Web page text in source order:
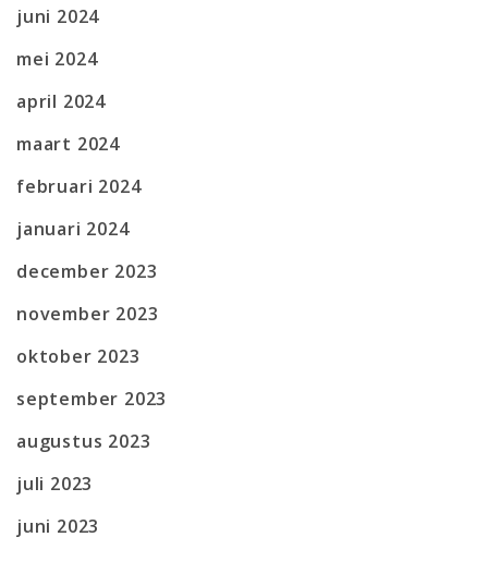
juni 2024
mei 2024
april 2024
maart 2024
februari 2024
januari 2024
december 2023
november 2023
oktober 2023
september 2023
augustus 2023
juli 2023
juni 2023